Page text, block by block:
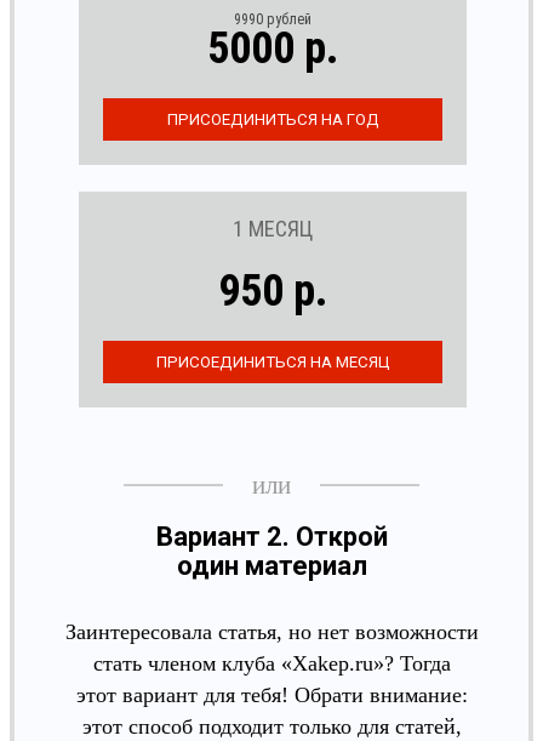
9990 рублей
5000 р.
1 МЕСЯЦ
950 р.
Вариант 2. Открой
один материал
Заинтересовала статья, но нет возможности
стать членом клуба «Xakep.ru»? Тогда
этот вариант для тебя! Обрати внимание:
этот способ подходит только для статей,